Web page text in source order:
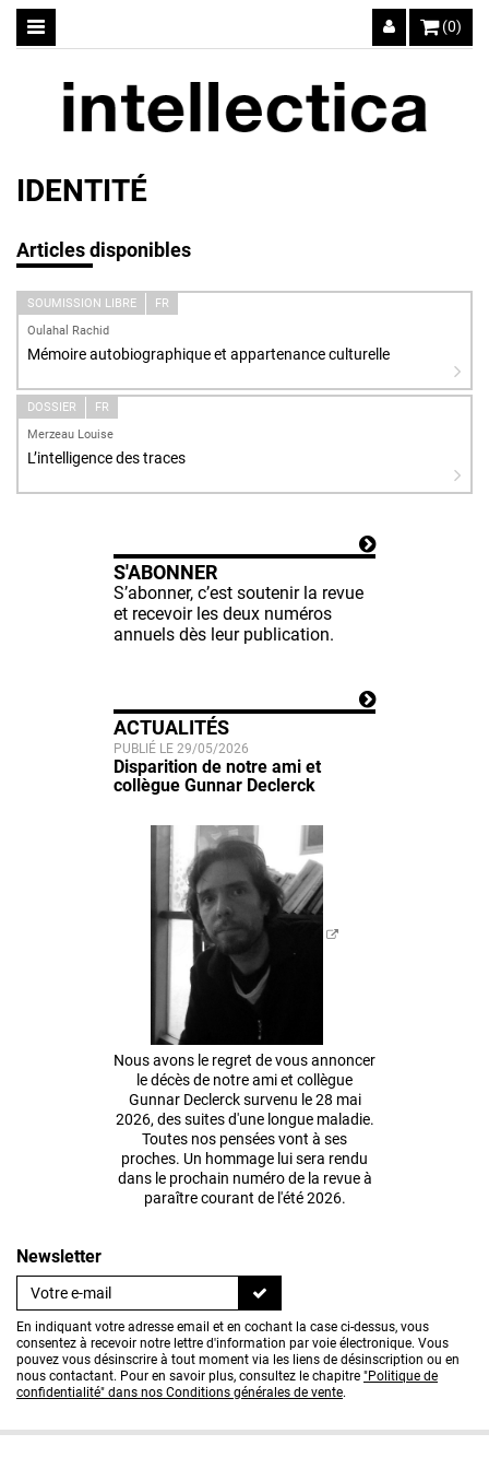
(0)
IDENTITÉ
Articles disponibles
SOUMISSION LIBRE
FR
Oulahal Rachid
Mémoire autobiographique et appartenance culturelle
DOSSIER
FR
Merzeau Louise
L’intelligence des traces
S'ABONNER
S’abonner, c’est soutenir la revue
et recevoir les deux numéros
annuels dès leur publication.
ACTUALITÉS
PUBLIÉ LE 29/05/2026
Disparition de notre ami et
collègue Gunnar Declerck
Nous avons le regret de vous annoncer
le décès de notre ami et collègue
Gunnar Declerck survenu le 28 mai
2026, des suites d'une longue maladie.
Toutes nos pensées vont à ses
proches. Un hommage lui sera rendu
dans le prochain numéro de la revue à
paraître courant de l'été 2026.
Newsletter
En indiquant votre adresse email et en cochant la case ci-dessus, vous
consentez à recevoir notre lettre d'information par voie électronique. Vous
pouvez vous désinscrire à tout moment via les liens de désinscription ou en
nous contactant. Pour en savoir plus, consultez le chapitre "Politique de
confidentialité" dans nos Conditions générales de vente.